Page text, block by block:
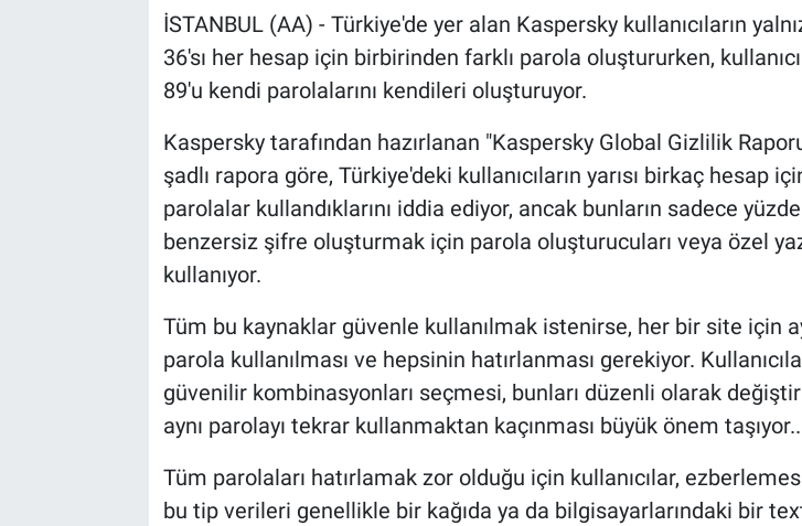
İSTANBUL (AA) - Türkiye'de yer alan Kaspersky kullanıcıların
36'sı her hesap için birbirinden farklı parola oluştururken,
89'u kendi parolalarını kendileri oluşturuyor.
Kaspersky tarafından hazırlanan "Kaspersky Global Gizlilik
şadlı rapora göre, Türkiye'deki kullanıcıların yarısı birkaç hesap
parolalar kullandıklarını iddia ediyor, ancak bunların sadece
benzersiz şifre oluşturmak için parola oluşturucuları veya özel
kullanıyor.
Tüm bu kaynaklar güvenle kullanılmak istenirse, her bir site için
parola kullanılması ve hepsinin hatırlanması gerekiyor.
güvenilir kombinasyonları seçmesi, bunları düzenli olarak
aynı parolayı tekrar kullanmaktan kaçınması büyük önem taşıyor..
Tüm parolaları hatırlamak zor olduğu için kullanıcılar,
bu tip verileri genellikle bir kağıda ya da bilgisayarlarındaki bir